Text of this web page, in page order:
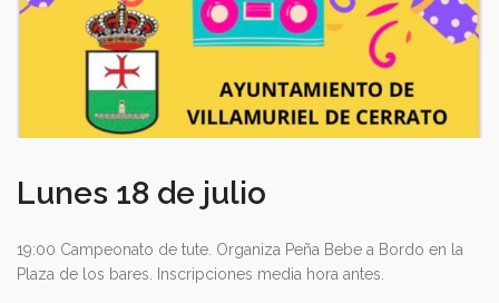
Lunes 18 de julio
19:00 Campeonato de tute. Organiza Peña Bebe a Bordo en la
Plaza de los bares. Inscripciones media hora antes.